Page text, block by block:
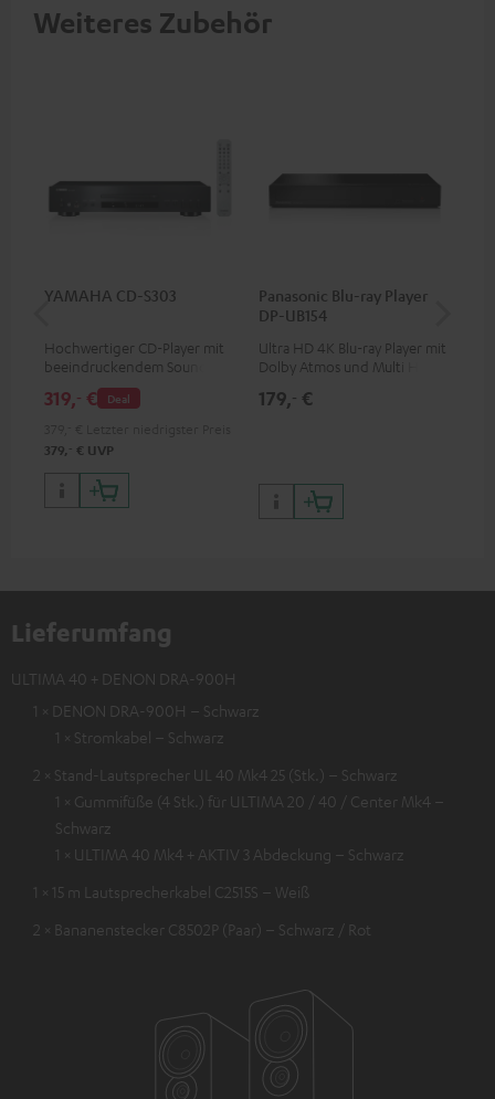
Weiteres Zubehör
YAMAHA CD-S303
Hochwertiger CD-Player mit
beeindruckendem Sound und
wertiger Verarbeitung
Deal
319,‐ €
379, ‐ € UVP
Panasonic Blu-ray Player
DP-UB154
Ultra HD 4K Blu-ray Player mit
Dolby Atmos und Multi HDR-
HDR10+ für eine überragende
179,‐ €
Lieferumfang
ULTIMA 40 + DENON DRA-900H
1 × DENON DRA-900H – Schwarz
1 × Stromkabel – Schwarz
2 × Stand-Lautsprecher UL 40 Mk4 25 (Stk.) – Schwarz
1 × Gummifüße (4 Stk.) für ULTIMA 20 / 40 / Center Mk4 –
Schwarz
1 × ULTIMA 40 Mk4 + AKTIV 3 Abdeckung – Schwarz
1 × 15 m Lautsprecherkabel C2515S – Weiß
2 × Bananenstecker C8502P (Paar) – Schwarz / Rot